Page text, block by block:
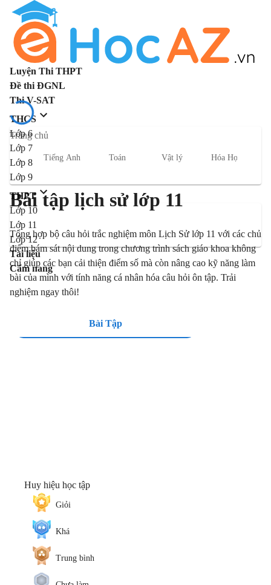
Luyện Thi THPT
Đề thi ĐGNL
Thi V-SAT
THCS
Lớp 6
Lớp 7
Lớp 8
Lớp 9
THPT
Lớp 10
Lớp 11
Lớp 12
Tài liệu
Cẩm nang
Trang chủ
Tiếng Anh Toán Vật lý Hóa Học
Bài tập lịch sử lớp 11
Tổng hợp bộ câu hỏi trắc nghiệm môn Lịch Sử lớp 11 với các chủ
điểm bám sát nội dung trong chương trình sách giáo khoa không
chỉ giúp các bạn cải thiện điểm số mà còn nâng cao kỹ năng làm
bài của mình với tính năng cá nhân hóa câu hỏi ôn tập. Trải
nghiệm ngay thôi!
Bài Tập
Huy hiệu học tập
Giỏi
Khá
Trung bình